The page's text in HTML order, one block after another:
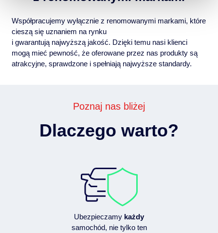
Współpracujemy wyłącznie z renomowanymi markami, które
cieszą się uznaniem na rynku
i gwarantują najwyższą jakość. Dzięki temu nasi klienci
mogą mieć pewność, że oferowane przez nas produkty są
atrakcyjne, sprawdzone i spełniają najwyższe standardy.
Poznaj nas bliżej
Dlaczego warto?
Ubezpieczamy każdy
samochód, nie tylko ten